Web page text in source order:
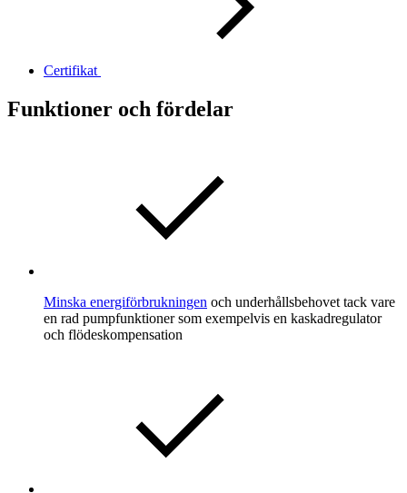
Certifikat
Funktioner och fördelar
Minska energiförbrukningen och underhållsbehovet tack vare
en rad pumpfunktioner som exempelvis en kaskadregulator
och flödeskompensation